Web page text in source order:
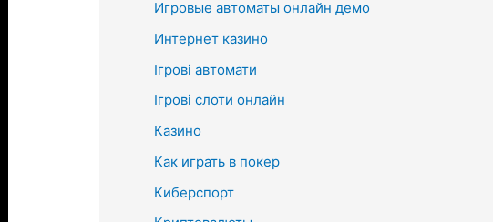
Игровые автоматы онлайн демо
Интернет казино
Ігрові автомати
Ігрові слоти онлайн
Казино
Как играть в покер
Киберспорт